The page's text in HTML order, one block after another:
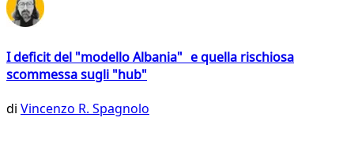
I deficit del "modello Albania" e quella rischiosa
scommessa sugli "hub"
di Vincenzo R. Spagnolo